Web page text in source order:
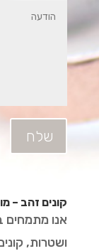
שלח
קונים זהב –
אנו מתמחים
ושטרות,